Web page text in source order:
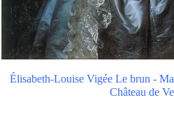
Élisabeth-Louise Vigée Le brun -
Château de